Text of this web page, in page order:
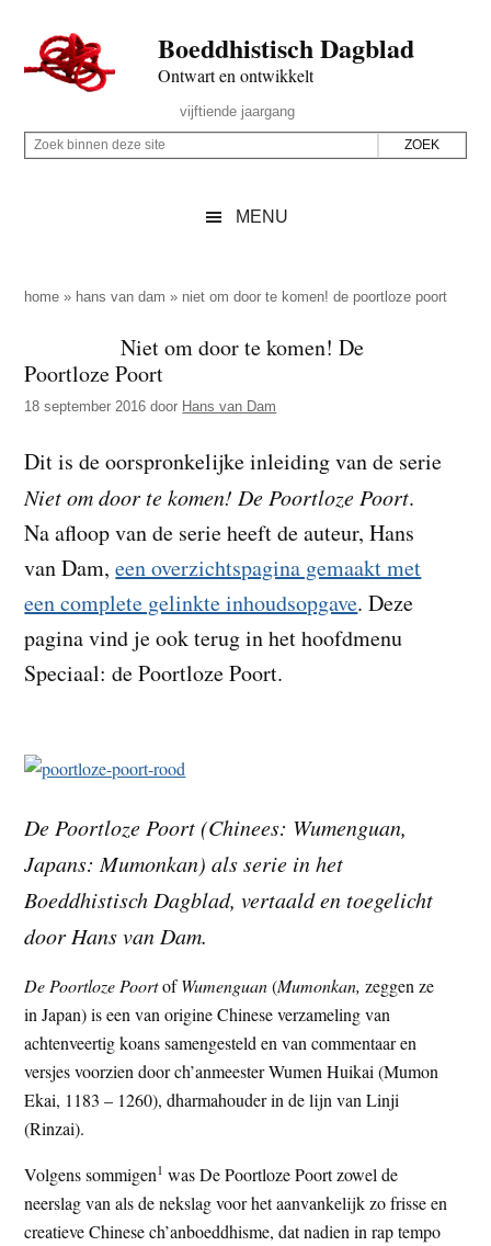
naar
de
inhoud
secondary
naar
de
sidebar
naar
de
Boeddhistisch Dagblad
Ontwart en ontwikkelt
Rechts
vijftiende jaargang
Z
p
e
z
e
s
i
t
e
Z
i
e
n
e
z
s
i
t
MENU
home » hans van dam » niet om door te komen! de poortloze poort
Niet om door te komen! De
Poortloze Poort
18 september 2016 door Hans van Dam
Dit is de oorspronkelijke inleiding van de serie
Niet om door te komen! De Poortloze Poort.
Na afloop van de serie heeft de auteur, Hans
van Dam,een overzichtspagina gemaakt met
een complete gelinkte inhoudsopgave. Deze
pagina vind je ook terug in het hoofdmenu
Speciaal: de Poortloze Poort.
De Poortloze Poort (Chinees: Wumenguan,
Japans: Mumonkan) als serie in het
Boeddhistisch Dagblad, vertaald en toegelicht
door Hans van Dam.
De Poortloze PoortofWumenguan(Mumonkan, zeggen ze
in Japan) is een van origine Chinese verzameling van
achtenveertig koans samengesteld en van commentaar en
versjes voorzien door ch’anmeester Wumen Huikai (Mumon
Ekai, 1183 – 1260), dharmahouder in de lijn van Linji
(Rinzai).
Volgens sommigen1 was De Poortloze Poort zowel de
neerslag van als de nekslag voor het aanvankelijk zo frisse en
creatieve Chinese ch’anboeddhisme, dat nadien in rap tempo